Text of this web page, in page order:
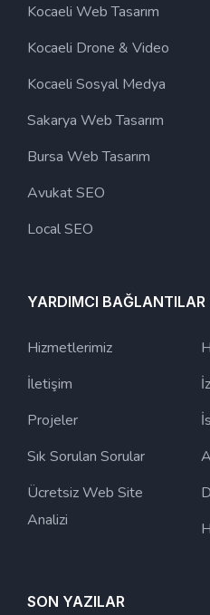
Kocaeli Web Tasarım
Kocaeli Drone & Video
Kocaeli Sosyal Medya
Sakarya Web Tasarım
Bursa Web Tasarım
Avukat SEO
Local SEO
YARDIMCI BAĞLANTILAR
Hizmetlerimiz
İletişim
Projeler
Sık Sorulan Sorular
Ücretsiz Web Site
Analizi
SON YAZILAR